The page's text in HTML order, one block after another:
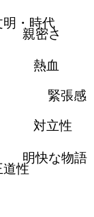
明・時代
親密さ
熱血
緊張感
対立性
明快な物語
道性